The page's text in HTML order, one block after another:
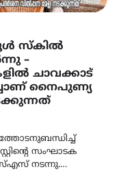
സ്കിൽ
–
ചാവക്കാട്
നൈപുണ്യ
സംഘാടക
നടന്നു.…